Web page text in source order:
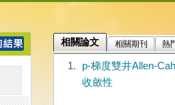
相關論文 相關期刊 熱
1.
p-梯度雙井Allen-
收斂性